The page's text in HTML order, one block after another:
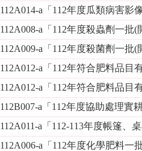
112A014-a「112年度瓜類病害
112A008-a「112年度殺蟲劑一批
112A009-a「112年度殺菌劑一批
112A012-a「112年符合肥料品目
112A012-a「112年符合肥料品目
112B007-a「112年度協助處理
112A011-a「112-113年度帳篷、
112A006-a「112年度化學肥料一